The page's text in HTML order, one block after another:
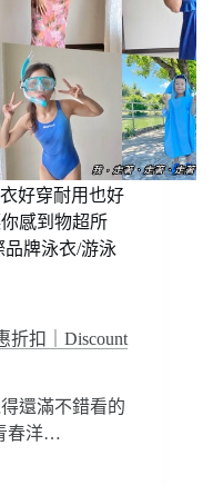
好穿耐用也好
感到物超所
牌泳衣/游泳
折扣｜Discount
還滿不錯看的
春洋…